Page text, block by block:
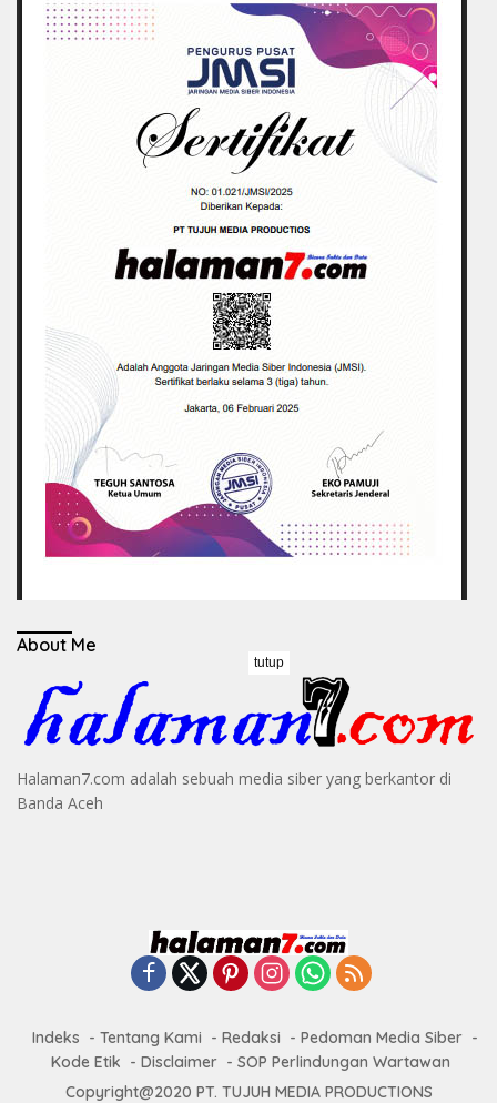
About Me
Halaman7.com adalah sebuah media siber yang berkantor di
Banda Aceh
Indeks Tentang Kami Redaksi
Pedoman Media Siber
Kode Etik
Disclaimer
SOP Perlindungan Wartawan
Copyright@2020 PT. TUJUH MEDIA PRODUCTIONS
tutup